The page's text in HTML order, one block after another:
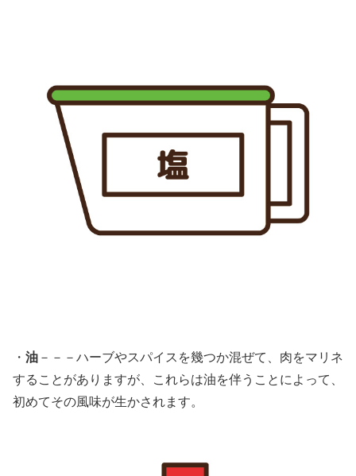
・ 油 －－－ハーブやスパイスを幾つか混ぜて、肉をマリネ
することがありますが、これらは油を伴うことによって、
初めてその風味が生かされます。